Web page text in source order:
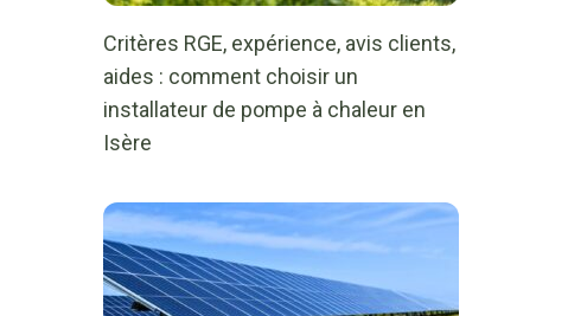
Critères RGE, expérience, avis clients,
aides : comment choisir un
installateur de pompe à chaleur en
Isère